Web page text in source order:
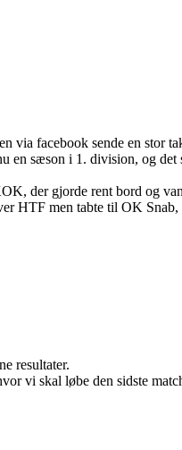
via facebook sende en stor
sæson i 1. division, og
der gjorde rent bord og
HTF men tabte til OK
resultater.
vi skal løbe den sidste